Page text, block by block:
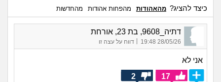
כיצד להציג? מהאהודות מהפחות אהודות מהחדשות
דתיה_9608, בת 23, אורחת
28/05/26 19:48
| דווח על עצה זו
אני לא
17
2